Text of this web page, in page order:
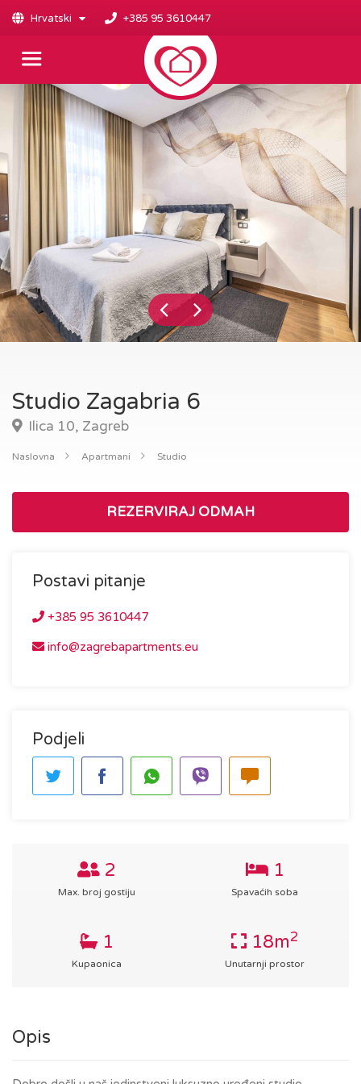
Hrvatski +385 95 3610447
Studio Zagabria 6
Ilica 10, Zagreb
Naslovna Apartmani Studio
REZERVIRAJ ODMAH
Postavi pitanje
+385 95 3610447
info@zagrebapartments.eu
Podjeli
2
Max. broj gostiju
1
Spavaćih soba
1
Kupaonica
18m2
Unutarnji prostor
Opis